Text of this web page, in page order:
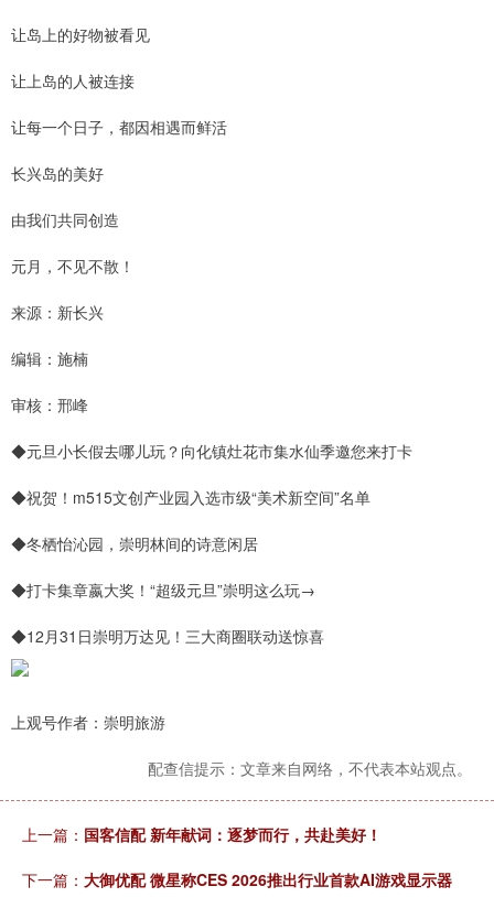
让岛上的好物被看见
让上岛的人被连接
让每一个日子，都因相遇而鲜活
长兴岛的美好
由我们共同创造
元月，不见不散！
来源：新长兴
编辑：施楠
审核：邢峰
◆元旦小长假去哪儿玩？向化镇灶花市集水仙季邀您来打卡
◆祝贺！m515文创产业园入选市级“美术新空间”名单
◆冬栖怡沁园，崇明林间的诗意闲居
◆打卡集章嬴大奖！“超级元旦”崇明这么玩→
◆12月31日崇明万达见！三大商圈联动送惊喜
上观号作者：崇明旅游
配查信提示：文章来自网络，不代表本站观点。
上一篇： 国客信配 新年献词：逐梦而行，共赴美好！
下一篇： 大御优配 微星称CES 2026推出行业首款AI游戏显示器